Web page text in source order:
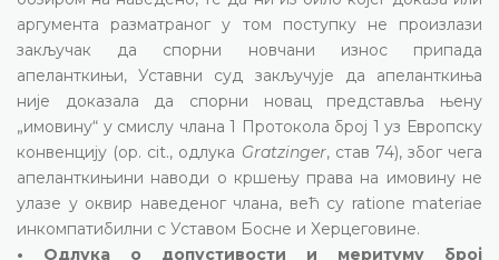
аргумента разматраног у том поступку не произлази
закључак да спорни новчани износ припада
апеланткињи, Уставни суд закључује да апеланткиња
није доказала да спорни новац представља њену
„имовину“ у смислу члана 1 Протокола број 1 уз Европску
конвенцију (op. cit., одлука Gratzinger, став 74), због чега
апеланткињини наводи о кршењу права на имовину не
улазе у оквир наведеног члана, већ су ratione materiae
инкомпатибилни с Уставом Босне и Херцеговине.
• Одлука о допустивости и меритуму број